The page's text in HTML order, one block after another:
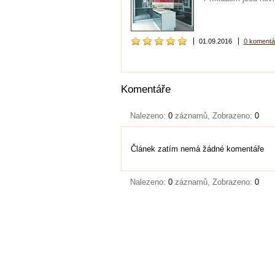
01.09.2016 0
Komentáře
Nalezeno: 0 záznamů, Zobrazeno: 0
Článek zatím nemá žádné komentáře
Nalezeno: 0 záznamů, Zobrazeno: 0